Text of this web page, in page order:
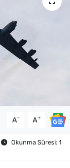
A- A+
Okunma Süresi: 1